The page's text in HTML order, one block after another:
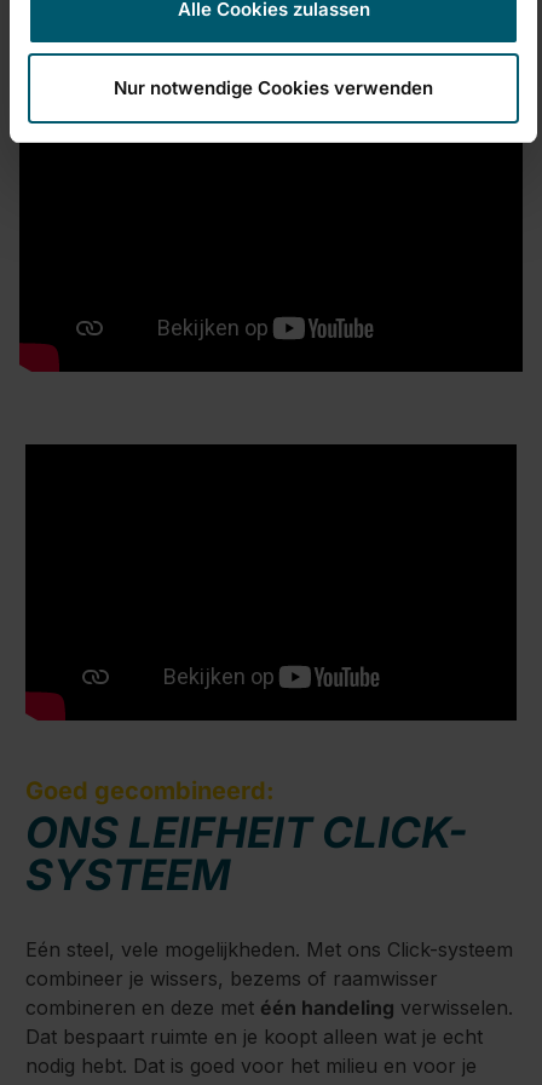
Alle Cookies zulassen
Nur notwendige Cookies verwenden
Goed gecombineerd:
ONS LEIFHEIT CLICK-
SYSTEEM
Eén steel, vele mogelijkheden. Met ons Click-systeem
combineer je wissers, bezems of raamwisser
combineren en deze met één handeling verwisselen.
Dat bespaart ruimte en je koopt alleen wat je echt
nodig hebt. Dat is goed voor het milieu en voor je